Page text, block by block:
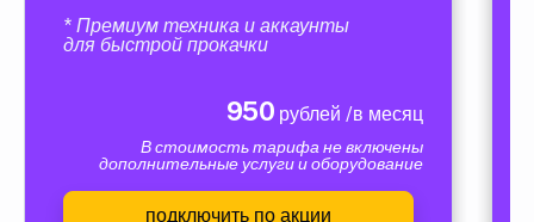
* Премиум техника и аккаунты
для быстрой прокачки
950 рублей /в месяц
В стоимость тарифа не включены
дополнительные услуги и оборудование
подключить по акции